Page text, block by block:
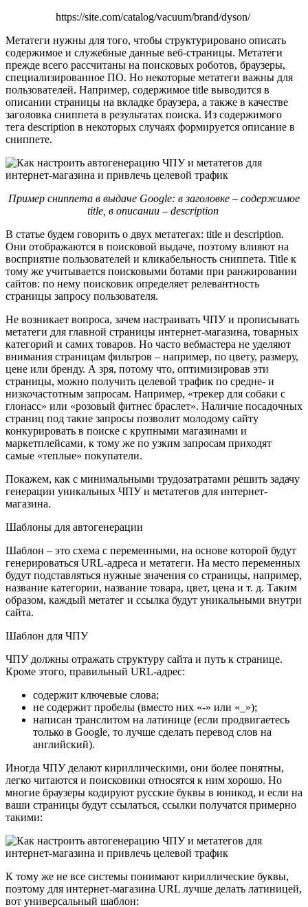
https://site.com/catalog/vacuum/brand/dyson/
Метатеги нужны для того, чтобы структурировано описать
содержимое и служебные данные веб-страницы. Метатеги
прежде всего рассчитаны на поисковых роботов, браузеры,
специализированное ПО. Но некоторые метатеги важны для
пользователей. Например, содержимое title выводится в
описании страницы на вкладке браузера, а также в качестве
заголовка сниппета в результатах поиска. Из содержимого
тега description в некоторых случаях формируется описание в
сниппете.
Пример сниппета в выдаче Google: в заголовке – содержимое
title, в описании – description
В статье будем говорить о двух метатегах: title и description.
Они отображаются в поисковой выдаче, поэтому влияют на
восприятие пользователей и кликабельность сниппета. Title к
тому же учитывается поисковыми ботами при ранжировании
сайтов: по нему поисковик определяет релевантность
страницы запросу пользователя.
Не возникает вопроса, зачем настраивать ЧПУ и прописывать
метатеги для главной страницы интернет-магазина, товарных
категорий и самих товаров. Но часто вебмастера не уделяют
внимания страницам фильтров – например, по цвету, размеру,
цене или бренду. А зря, потому что, оптимизировав эти
страницы, можно получить целевой трафик по средне- и
низкочастотным запросам. Например, «трекер для собаки с
глонасс» или «розовый фитнес браслет». Наличие посадочных
страниц под такие запросы позволит молодому сайту
конкурировать в поиске с крупными магазинами и
маркетплейсами, к тому же по узким запросам приходят
самые «теплые» покупатели.
Покажем, как с минимальными трудозатратами решить задачу
генерации уникальных ЧПУ и метатегов для интернет-
магазина.
Шаблоны для автогенерации
Шаблон – это схема с переменными, на основе которой будут
генерироваться URL-адреса и метатеги. На место переменных
будут подставляться нужные значения со страницы, например,
название категории, название товара, цвет, цена и т. д. Таким
образом, каждый метатег и ссылка будут уникальными внутри
сайта.
Шаблон для ЧПУ
ЧПУ должны отражать структуру сайта и путь к странице.
Кроме этого, правильный URL-адрес:
содержит ключевые слова;
не содержит пробелы (вместо них «-» или «_»);
написан транслитом на латинице (если продвигаетесь
только в Google, то лучше сделать перевод слов на
английский).
Иногда ЧПУ делают кириллическими, они более понятны,
легко читаются и поисковики относятся к ним хорошо. Но
многие браузеры кодируют русские буквы в юникод, и если на
ваши страницы будут ссылаться, ссылки получатся примерно
такими:
К тому же не все системы понимают кириллические буквы,
поэтому для интернет-магазина URL лучше делать латиницей,
вот универсальный шаблон: